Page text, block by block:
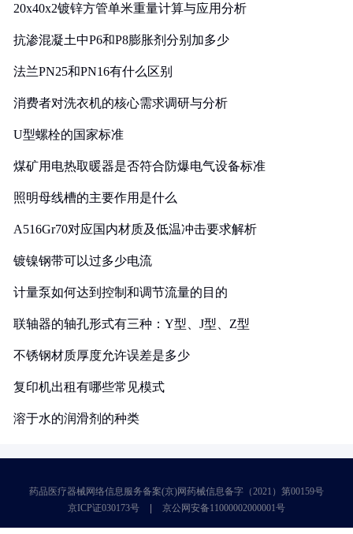
20x40x2镀锌方管单米重量计算与应用分析
抗渗混凝土中P6和P8膨胀剂分别加多少
法兰PN25和PN16有什么区别
消费者对洗衣机的核心需求调研与分析
U型螺栓的国家标准
煤矿用电热取暖器是否符合防爆电气设备标准
照明母线槽的主要作用是什么
A516Gr70对应国内材质及低温冲击要求解析
镀镍钢带可以过多少电流
计量泵如何达到控制和调节流量的目的
联轴器的轴孔形式有三种：Y型、J型、Z型
不锈钢材质厚度允许误差是多少
复印机出租有哪些常见模式
溶于水的润滑剂的种类
药品医疗器械网络信息服务备案(京)网药械信息备字（2021）第00159号
京ICP证030173号
京公网安备11000002000001号